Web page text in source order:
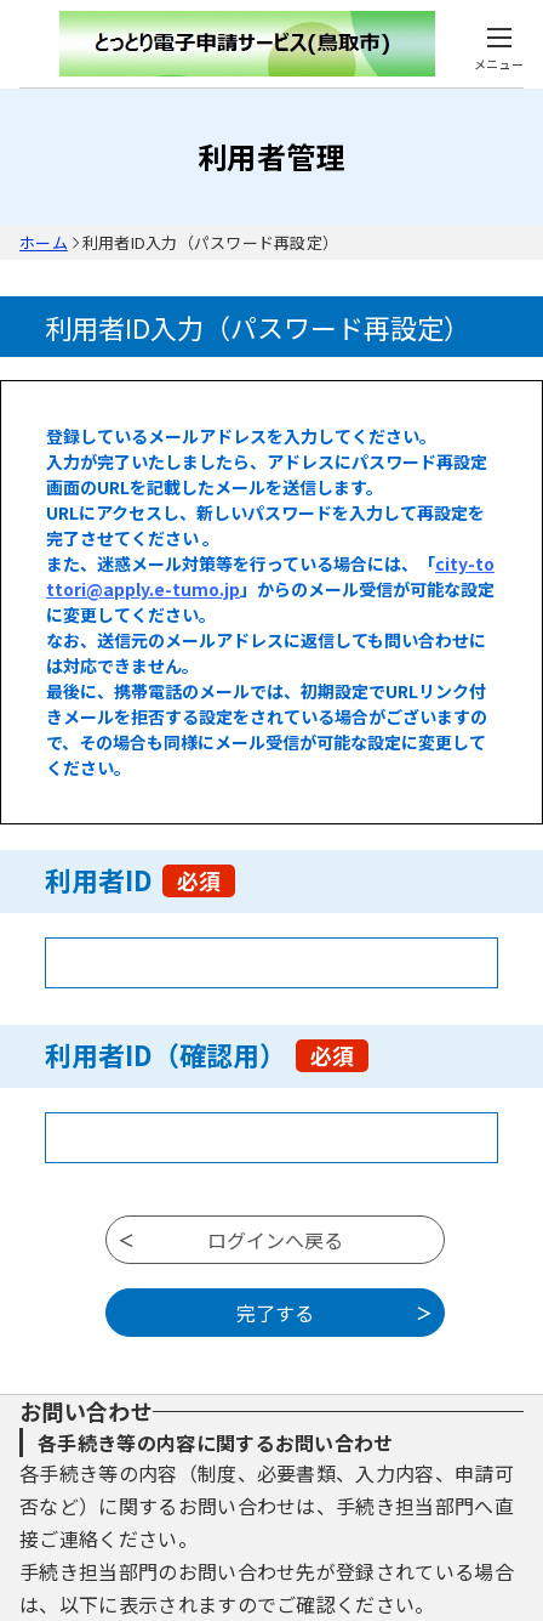
メニュー
利用者管理
ホーム 利用者ID入力（パスワード再設定）
利用者ID入力（パスワード再設定）
登録しているメールアドレスを入力してください。
入力が完了いたしましたら、アドレスにパスワード再設定
画面のURLを記載したメールを送信します。
URLにアクセスし、新しいパスワードを入力して再設定を
完了させてください 。
また、迷惑メール対策等を行っている場合には、「city-to
ttori@apply.e-tumo.jp」からのメール受信が可能な設定
に変更してください。
なお、送信元のメールアドレスに返信しても問い合わせに
は対応できません。
最後に、携帯電話のメールでは、初期設定でURLリンク付
きメールを拒否する設定をされている場合がございますの
で、その場合も同様にメール受信が可能な設定に変更して
ください。
利用者ID 必須
利用者ID（確認用） 必須
お問い合わせ
各手続き等の内容に関するお問い合わせ
各手続き等の内容（制度、必要書類、入力内容、申請可
否など）に関するお問い合わせは、手続き担当部門へ直
接ご連絡ください。
手続き担当部門のお問い合わせ先が登録されている場合
は、以下に表示されますのでご確認ください。